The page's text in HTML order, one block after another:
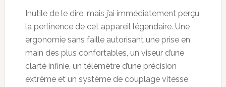
Inutile de le dire, mais j’ai immédiatement perçu
la pertinence de cet appareil légendaire. Une
ergonomie sans faille autorisant une prise en
main des plus confortables, un viseur d’une
clarté infinie, un télémètre d’une précision
extrême et un système de couplage vitesse